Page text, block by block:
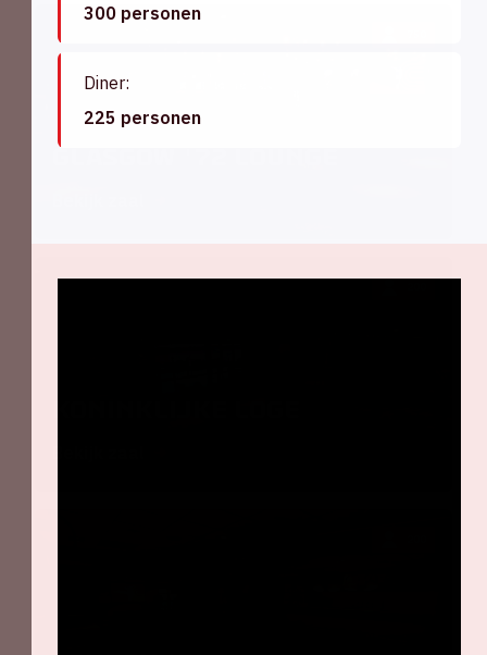
300 personen
Diner:
225 personen